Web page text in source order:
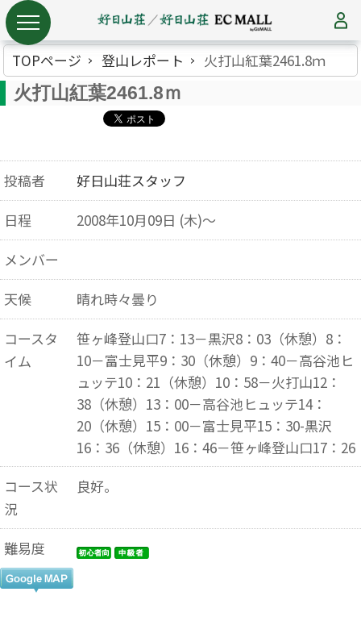
TOPページ 登山レポート 火打山紅葉2461.8ｍ
火打山紅葉2461.8ｍ
投稿者
好日山荘スタッフ
日程
2008年10月09日 (木)～
メンバー
天候
晴れ時々曇り
コースタ
イム
笹ヶ峰登山口7：13－黒沢8：03（休憩）8：
10－富士見平9：30（休憩）9：40－高谷池ヒ
ュッテ10：21（休憩）10：58－火打山12：
38（休憩）13：00－高谷池ヒュッテ14：
20（休憩）15：00－富士見平15：30-黒沢
16：36（休憩）16：46－笹ヶ峰登山口17：26
コース状
況
良好。
難易度